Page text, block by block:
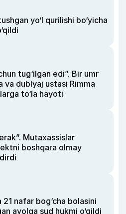
yo‘l qurilishi bo‘yicha
tug‘ilgan edi”. Bir umr
dublyaj ustasi Rimma
to‘la hayoti
Mutaxassislar
boshqara olmay
nafar bog‘cha bolasini
ayolga sud hukmi o‘qildi